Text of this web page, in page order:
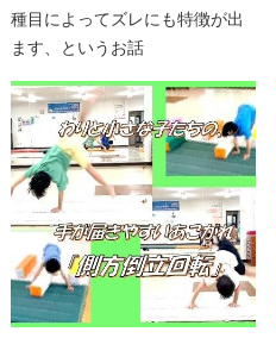
種目によってズレにも特徴が出
ます、というお話